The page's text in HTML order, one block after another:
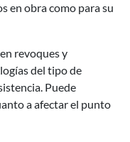
en obra como para su
revoques y
del tipo de
Puede
a afectar el punto